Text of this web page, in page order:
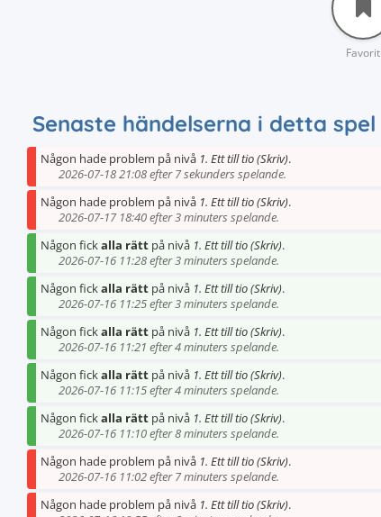
Favorit
Senaste händelserna i detta spel
Någon hade problem på nivå 1. Ett till tio (Skriv).
2026-07-18 21:08 efter 7 sekunders spelande.
Någon hade problem på nivå 1. Ett till tio (Skriv).
2026-07-17 18:40 efter 3 minuters spelande.
Någon fickalla rätt på nivå 1. Ett till tio (Skriv).
2026-07-16 11:28 efter 3 minuters spelande.
Någon fickalla rätt på nivå 1. Ett till tio (Skriv).
2026-07-16 11:25 efter 3 minuters spelande.
Någon fickalla rätt på nivå 1. Ett till tio (Skriv).
2026-07-16 11:21 efter 4 minuters spelande.
Någon fickalla rätt på nivå 1. Ett till tio (Skriv).
2026-07-16 11:15 efter 4 minuters spelande.
Någon fickalla rätt på nivå 1. Ett till tio (Skriv).
2026-07-16 11:10 efter 8 minuters spelande.
Någon hade problem på nivå 1. Ett till tio (Skriv).
2026-07-16 11:02 efter 7 minuters spelande.
Någon hade problem på nivå 1. Ett till tio (Skriv).